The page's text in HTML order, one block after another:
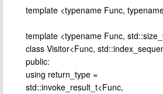
template <typename Func,
template <typename Func,
class Visitor<Func,
public:
using return_type =
std::invoke_result_t<Func,